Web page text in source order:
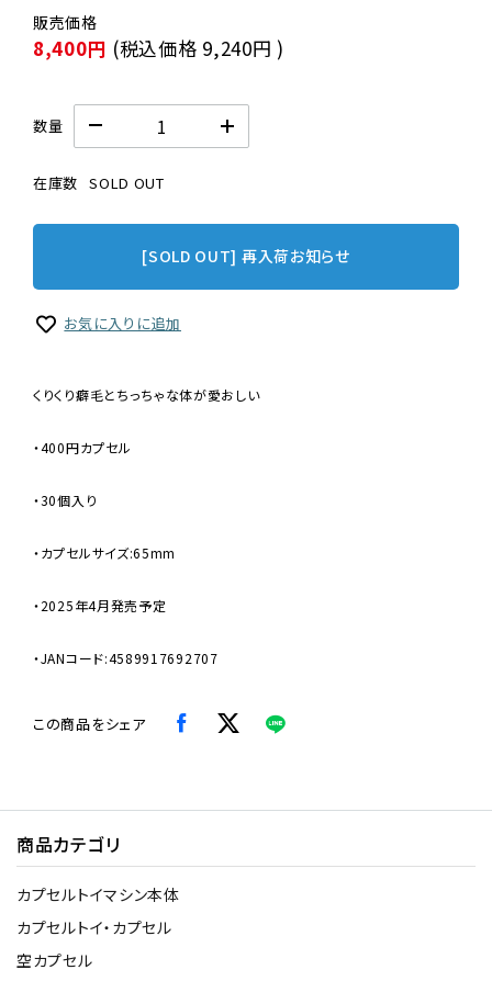
8,400円 (税込価格 9,240円 )
数量
在庫数 SOLD OUT
[SOLD OUT] 再入荷お知らせ
お気に入りに追加
くりくり癖毛とちっちゃな体が愛おしい
・400円カプセル
・30個入り
・カプセルサイズ:65mm
・2025年4月発売予定
・JANコード:4589917692707
この商品をシェア
商品カテゴリ
カプセルトイマシン本体
カプセルトイ・カプセル
空カプセル